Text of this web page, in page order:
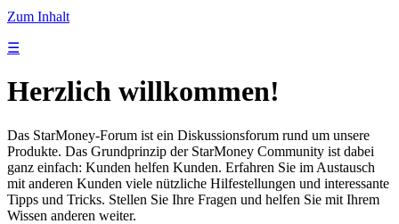
Zum Inhalt
☰
Herzlich willkommen!
Das StarMoney-Forum ist ein Diskussionsforum rund um unsere
Produkte. Das Grundprinzip der StarMoney Community ist dabei
ganz einfach: Kunden helfen Kunden. Erfahren Sie im Austausch
mit anderen Kunden viele nützliche Hilfestellungen und interessante
Tipps und Tricks. Stellen Sie Ihre Fragen und helfen Sie mit Ihrem
Wissen anderen weiter.